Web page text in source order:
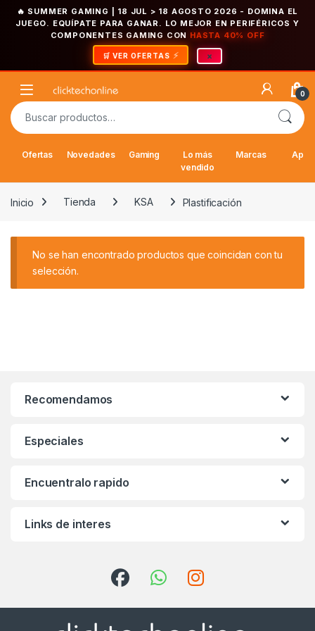
🔥 SUMMER GAMING | 18 JUL > 18 AGOSTO 2026 - DOMINA EL
JUEGO. EQUÍPATE PARA GANAR. LO MEJOR EN PERIFÉRICOS Y
COMPONENTES GAMING CON HASTA 40% OFF
🛒 VER OFERTAS ×
Open 0
Buscar por:
Ofertas Novedades Gaming
Lo más
vendido
Marcas
Inicio Tienda KSA Plastificación
No se han encontrado productos que coincidan con tu
selección.
Recomendamos
Especiales
Encuentralo rapido
Links de interes